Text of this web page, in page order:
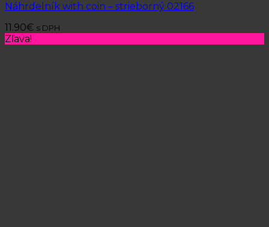
Náhrdelník with coin – strieborný 02166
11.90€ s DPH
Zľava!